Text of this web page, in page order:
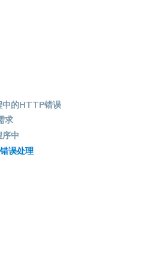
中的HTTP错误
求
中
误处理